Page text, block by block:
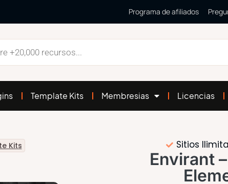
Programa de afiliados
Template Kits Membresias Licencias
Kits Sitios
Envirant